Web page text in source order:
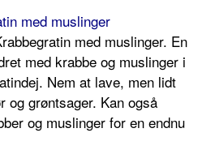
med muslinger
med muslinger. En
med krabbe og muslinger i
Nem at lave, men lidt
grøntsager. Kan også
og muslinger for en endnu